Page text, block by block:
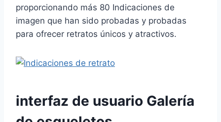
proporcionando más 80 Indicaciones de
imagen que han sido probadas y probadas
para ofrecer retratos únicos y atractivos.
interfaz de usuario Galería